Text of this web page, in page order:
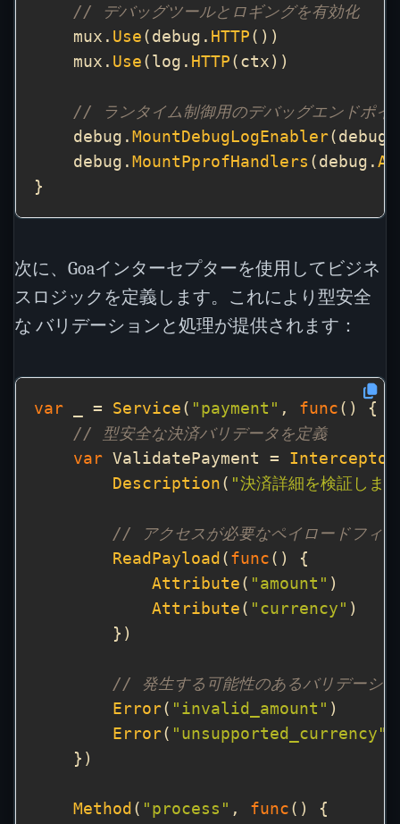
// デバッグツールとロギングを有効化
    mux.
Use (debug. HTTP
    mux.
Use (log. HTTP
// ランタイム制御用のデバッグエンドポイ
    debug.
MountDebugLogEnabler(debug.
    debug.
MountPprofHandlers (debug.
次に、Goaインターセプターを使用してビジネ
スロジックを定義します。これにより型安全
な バリデーションと処理が提供されます：
var _ = Service ( "payment" , func
// 型安全な決済バリデータを定義
var ValidatePayment = Interceptor
Description ( "決済詳細を検証しま
// アクセスが必要なペイロードフィ
ReadPayload ( func
Attribute ( "amount"
Attribute ( "currency"
// 発生する可能性のあるバリデーシ
Error( "invalid_amount"
Error( "unsupported_currency"
Method ( "process" , func